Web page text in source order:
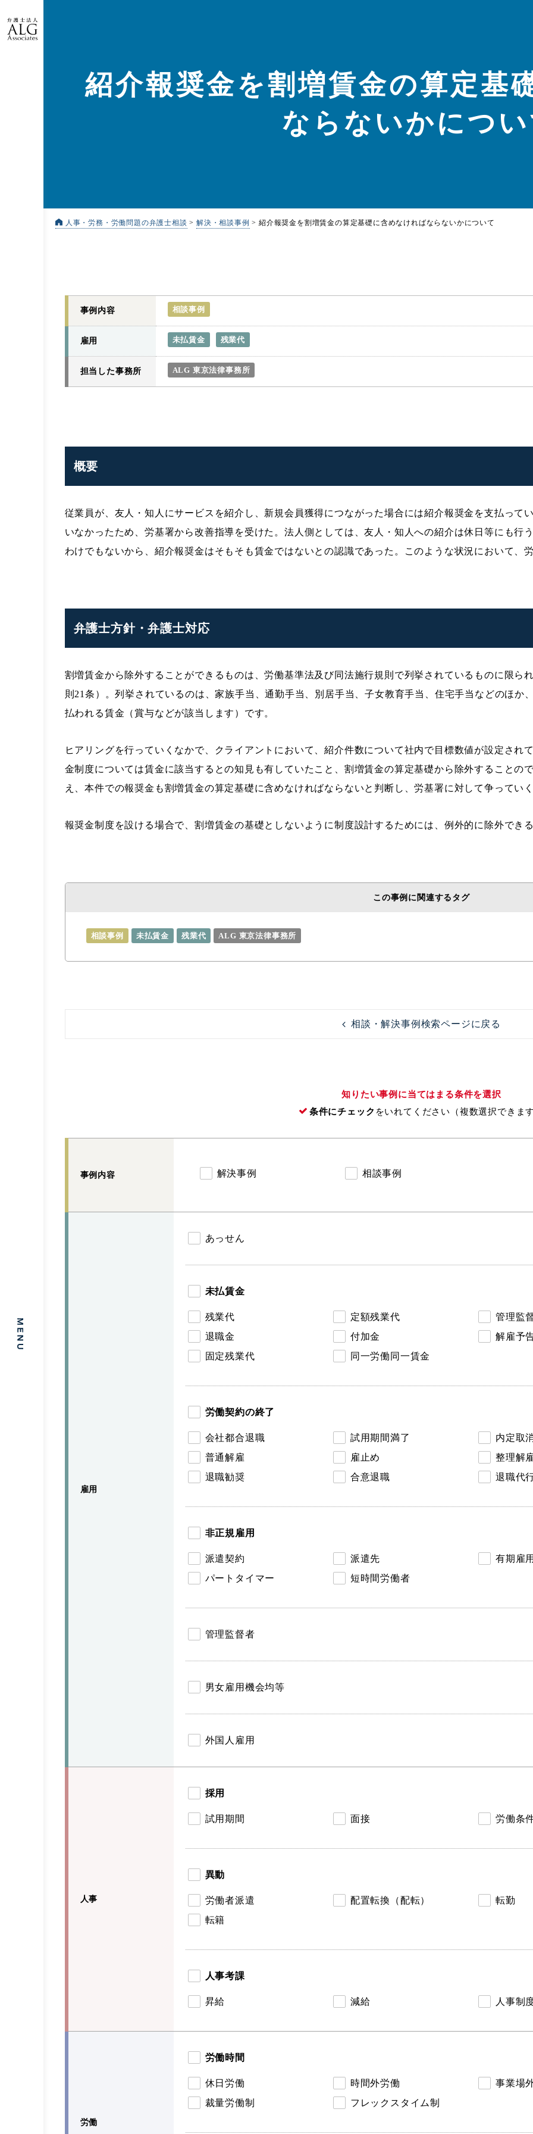
紹介報奨金を割増賃金の算定基
ならないかについ
人事・労務・労働問題の弁護士相談 >解決・相談事例 >紹介報奨金を割増賃金の算定基礎に含めなければならないかについて
事例内容 相談事例
雇用 未払賃金 残業代
担当した事務所 ALG 東京法律事務所
概要
従業員が、友人・知人にサービスを紹介し、新規会員獲得につながった場合には紹介報奨金を支払って
いなかったため、労基署から改善指導を受けた。法人側としては、友人・知人への紹介は休日等にも行
わけでもないから、紹介報奨金はそもそも賃金ではないとの認識であった。このような状況において、
弁護士方針・弁護士対応
割増賃金から除外することができるものは、労働基準法及び同法施行規則で列挙されているものに限ら
則21条）。列挙されているのは、家族手当、通勤手当、別居手当、子女教育手当、住宅手当などのほか
払われる賃金（賞与などが該当します）です。
ヒアリングを行っていくなかで、クライアントにおいて、紹介件数について社内で目標数値が設定され
金制度については賃金に該当するとの知見も有していたこと、割増賃金の算定基礎から除外することの
え、本件での報奨金も割増賃金の算定基礎に含めなければならないと判断し、労基署に対して争ってい
報奨金制度を設ける場合で、割増賃金の基礎としないように制度設計するためには、例外的に除外でき
この事例に関連するタグ
相談事例 未払賃金 残業代 ALG 東京法律事務所
相談・解決事例検索ページに戻る
知りたい事例に当てはまる条件を選択
条件にチェック をいれてください（複数選択できます
事例内容 解決事例 相談事例
雇用
あっせん
未払賃金
残業代 定額残業代 管理監
退職金
付加金 解雇予
固定残業代
同一労働同一賃金
労働契約の終了
会社都合退職 試用期間満了 内定取
普通解雇
雇止め 整理解
退職勧奨
合意退職 退職代
非正規雇用
派遣契約 派遣先 有期雇用
パートタイマー
短時間労働者
管理監督者
男女雇用機会均等
外国人雇用
人事
採用
試用期間 面接 労働条
異動
労働者派遣 配置転換（配転） 転勤
転籍
人事考課
昇給 減給 人事制
労働
労働時間
休日労働 時間外労働 事業場
裁量労働制
フレックスタイム制